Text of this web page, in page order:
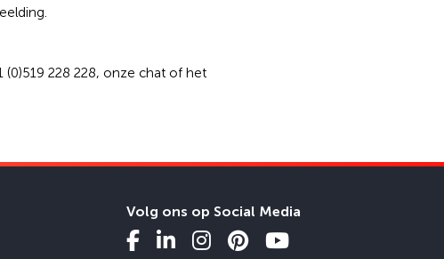
228 228, onze chat of het
Volg ons op Social Media